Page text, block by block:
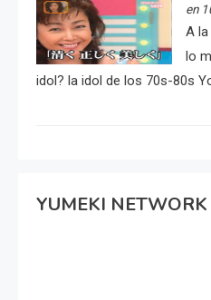
en
A la
lo
idol? la idol de los 70s-80s
YUMEKI